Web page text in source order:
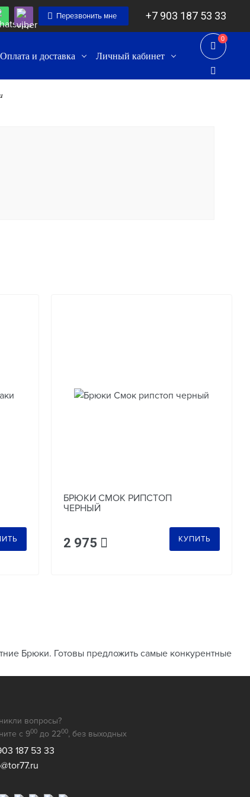
Перезвонить мне +7 903 187 53 33
0
0
Оплата и доставка Личный кабинет
БРЮКИ СМОК РИПСТОП
ЧЕРНЫЙ
2 975 КУПИТЬ
Брюки. Готовы предложить самые конкурентные
вопросы?
с 900 до 2200, без выходных
187 53 33